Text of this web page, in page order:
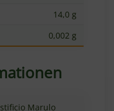
14,0 g
0,002 g
Marulo